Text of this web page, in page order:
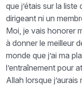
que j’étais sur la
dirigeant ni un
Moi, je vais honorer
à donner le meilleur
monde que j’ai ma
l’entraînement pour
Allah lorsque